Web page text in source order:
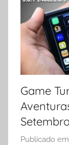
Game
Publicado em